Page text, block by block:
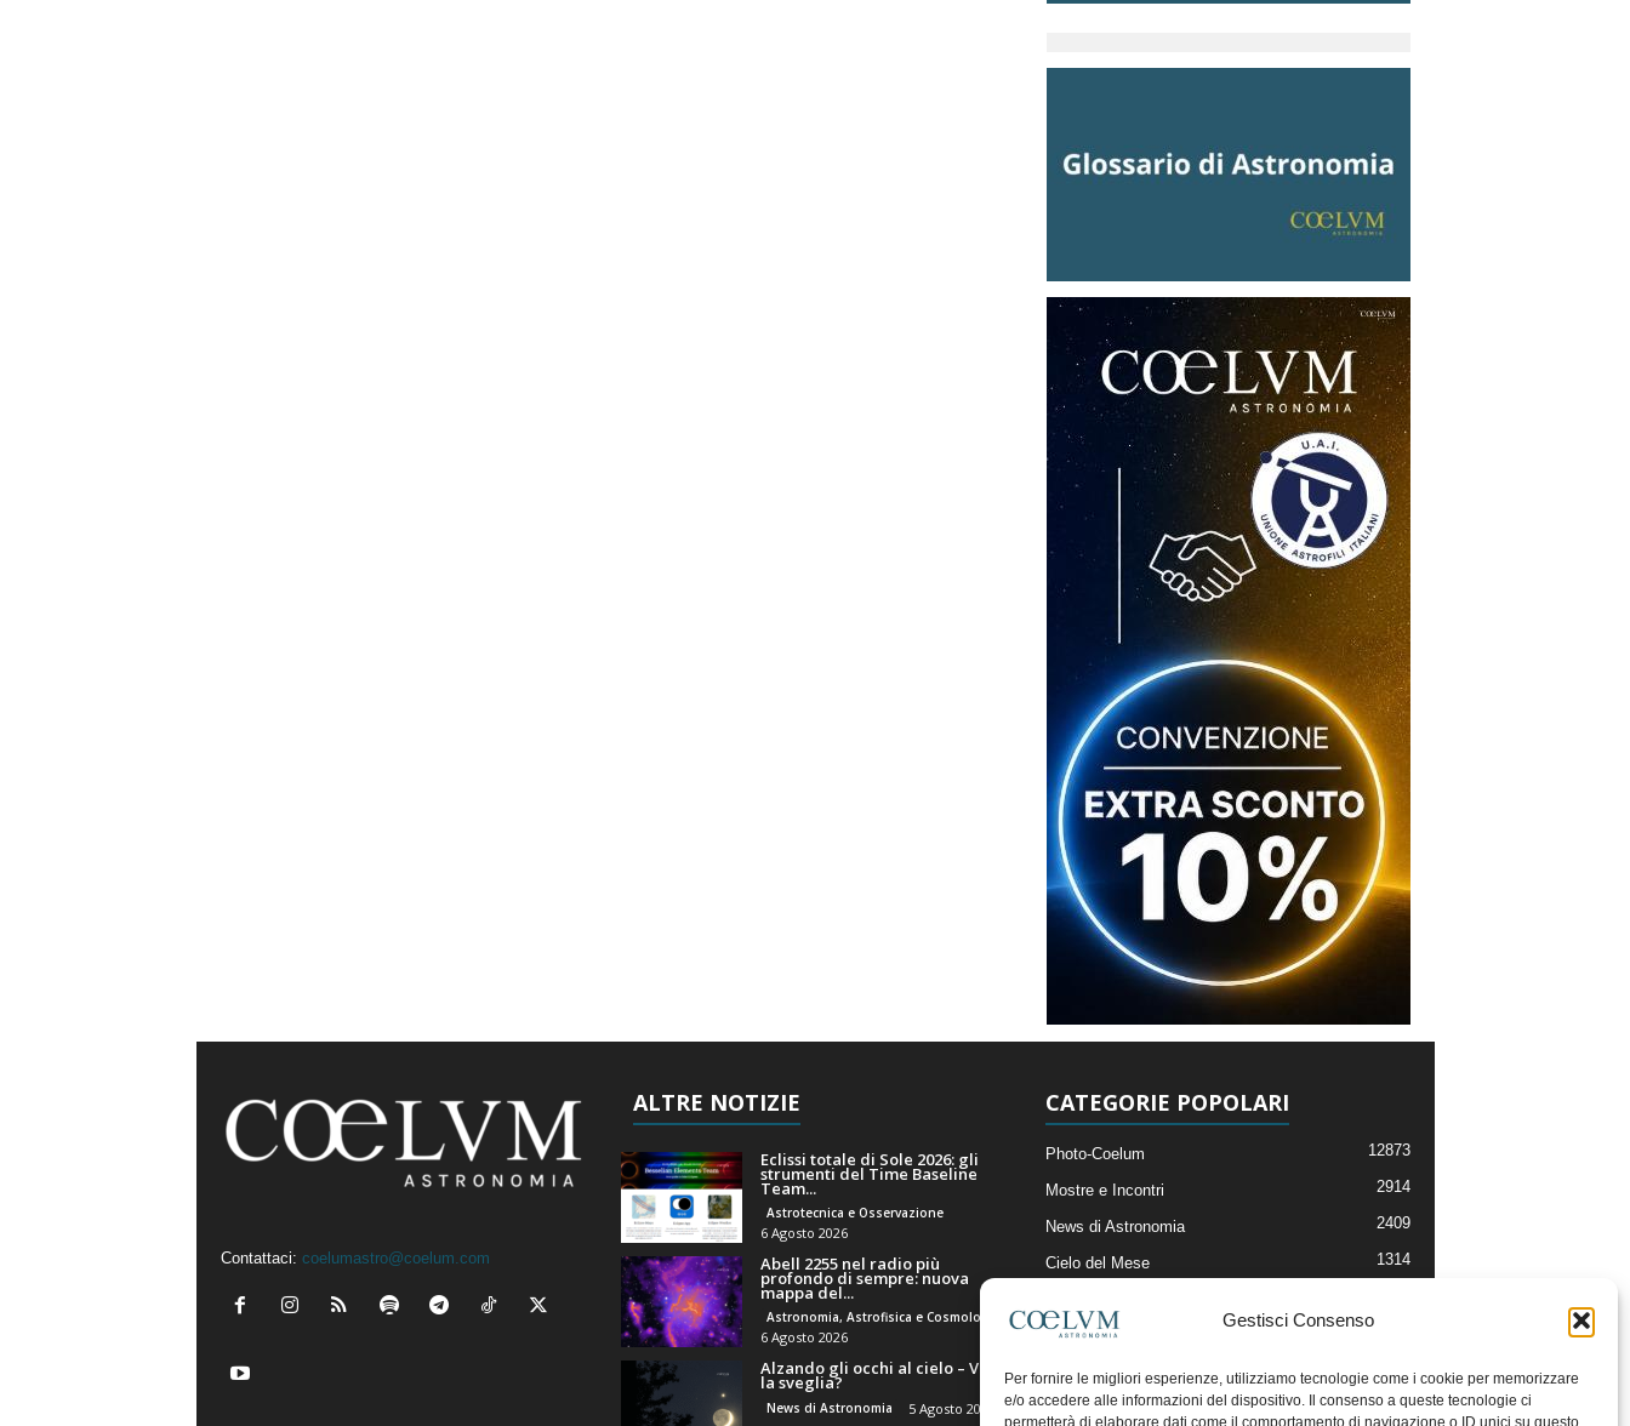
Gestisci Consenso
Per fornire le migliori esperienze, utilizziamo tecnologie come i cookie per memorizzare
e/o accedere alle informazioni del dispositivo. Il consenso a queste tecnologie ci
permetterà di elaborare dati come il comportamento di navigazione o ID unici su questo
Contattaci: coelumastro@coelum.com
ALTRE NOTIZIE
Eclissi totale di Sole 2026: gli
strumenti del Time Baseline
Team...
Astrotecnica e Osservazione
6 Agosto 2026
Abell 2255 nel radio più
profondo di sempre: nuova
mappa del...
Astronomia, Astrofisica e Cosmologia
6 Agosto 2026
Alzando gli occhi al cielo – Vale
la sveglia?
News di Astronomia 5 Agosto 2026
CATEGORIE POPOLARI
Photo-Coelum 12873
Mostre e Incontri 2914
News di Astronomia 2409
Cielo del Mese 1314
Articoli e Risorse On-Line
Il Blog della Redazione